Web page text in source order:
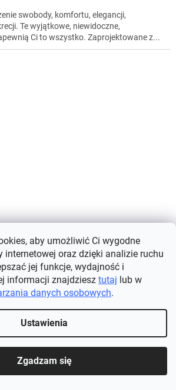
aby umożliwić Ci wygodne
internetowej oraz dzięki analizie ruchu
jej funkcje, wydajność i
informacji znajdziesz tutaj lub w
danych osobowych.
Ustawienia
Zgadzam się
swobody, komfortu, elegancji,
Te wyjątkowe, niewidoczne,
Ci to wszystko. Zaprojektowane z...
do peelingu i masażu
Dostępne (>5 szt.)
się drogim zabiegom kosmetycznym....